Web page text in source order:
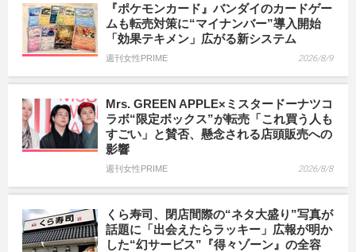
『ポケモンカード』バンダイのカードゲー
ムも転売対策に“マイナンバー”導入開始
「効果テキメン」広がる新システム
週刊女性PRIME 2026/8/9
Mrs. GREEN APPLE×ミスタードーナツコ
ラボ“限定ボックス”が転売「これ買う人も
すごい」と賛否、懸念される店頭販売への
影響
週刊女性PRIME 2026/8/8
くら寿司、閉店間際の“ネタ大盛り”写真が
話題に「出会えたらラッキー」広報が明か
した“幻サービス”『得々ゾーン』の全容